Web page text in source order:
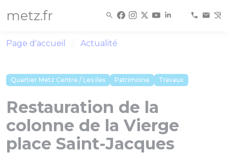
metz.fr
Page d'accueil Actualité
Quartier Metz Centre / Les iles Patrimoine Travaux
Restauration de la
colonne de la Vierge
place Saint-Jacques